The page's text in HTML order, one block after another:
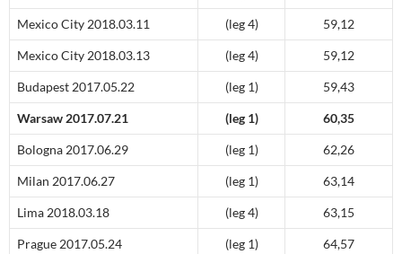
Mexico City 2018.03.11 (leg 4) 59,12
Mexico City 2018.03.13 (leg 4) 59,12
Budapest 2017.05.22 (leg 1) 59,43
Warsaw 2017.07.21 (leg 1) 60,35
Bologna 2017.06.29 (leg 1) 62,26
Milan 2017.06.27 (leg 1) 63,14
Lima 2018.03.18 (leg 4) 63,15
Prague 2017.05.24 (leg 1) 64,57